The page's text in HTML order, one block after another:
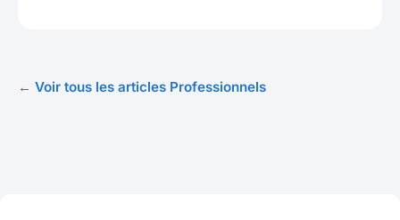
← Voir tous les articles Professionnels